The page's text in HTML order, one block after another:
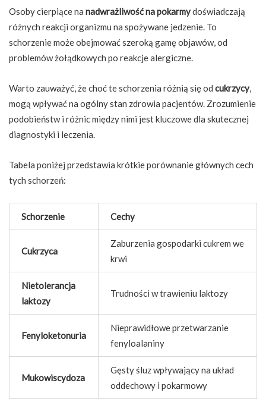
Osoby cierpiące na nadwrażliwość na pokarmydoświadczają
różnych reakcji organizmu na spożywane jedzenie. To
schorzenie może obejmować szeroką gamę objawów, od
problemów żołądkowych po reakcje alergiczne.
Warto zauważyć, że choć te schorzenia różnią się od cukrzycy,
mogą wpływać na ogólny stan zdrowia pacjentów. Zrozumienie
podobieństw i różnic między nimi jest kluczowe dla skutecznej
diagnostyki i leczenia.
Tabela poniżej przedstawia krótkie porównanie głównych cech
tych schorzeń:
Schorzenie Cechy
Cukrzyca
Zaburzenia gospodarki cukrem we
krwi
Nietolerancja
laktozy
Trudności w trawieniu laktozy
Fenyloketonuria
Nieprawidłowe przetwarzanie
fenyloalaniny
Mukowiscydoza
Gęsty śluz wpływający na układ
oddechowy i pokarmowy